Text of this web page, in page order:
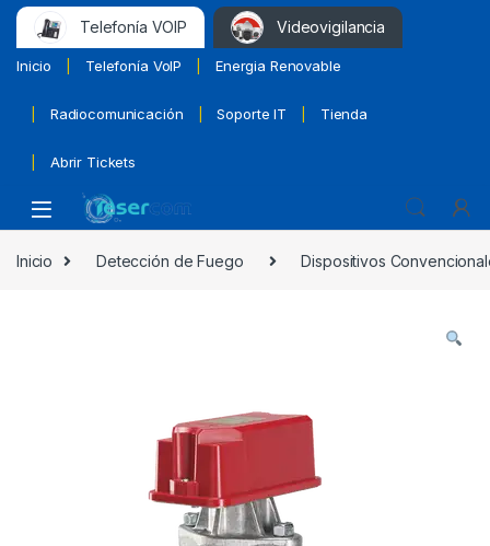
Telefonía VOIP Videovigilancia
Inicio Telefonía VoIP Energia Renovable
Radiocomunicación Soporte IT Tienda
Abrir Tickets
Inicio Detección de Fuego Dispositivos